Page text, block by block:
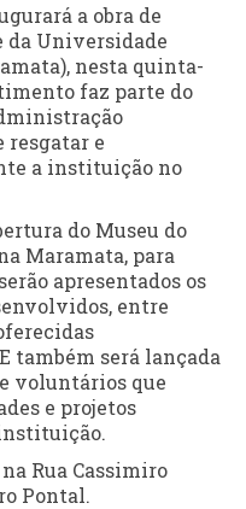
a obra de
da Universidade
nesta quinta-
faz parte do
resgatar e
a instituição no
do Museu do
Maramata, para
apresentados os
entre
também será lançada
voluntários que
e projetos
Rua Cassimiro
Pontal.